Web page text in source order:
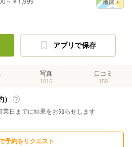
アプリで保存
写真
1016
口コミ
159
日までに結果をお知らせします
予約をリクエスト